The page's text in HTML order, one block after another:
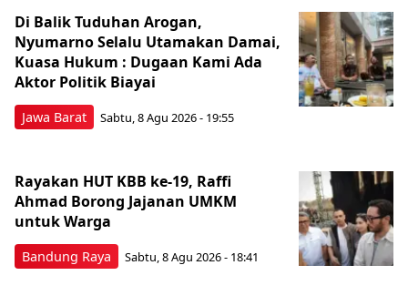
Jawa Barat
Di Balik Tuduhan Arogan,
Nyumarno Selalu Utamakan Damai,
Kuasa Hukum : Dugaan Kami Ada
Aktor Politik Biayai
Sabtu, 8 Agu 2026 - 19:55
Bandung Raya
Rayakan HUT KBB ke-19, Raffi
Ahmad Borong Jajanan UMKM
untuk Warga
Sabtu, 8 Agu 2026 - 18:41